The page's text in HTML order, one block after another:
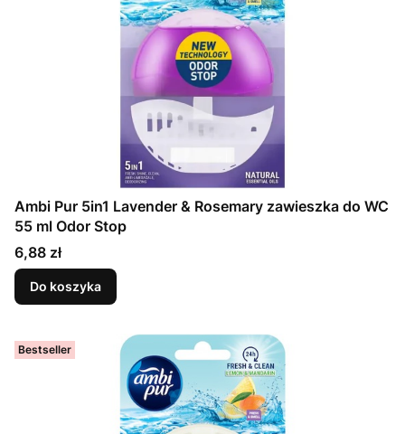
Ambi Pur 5in1 Lavender & Rosemary zawieszka do WC
55 ml Odor Stop
Cena
6,88 zł
Do koszyka
Bestseller